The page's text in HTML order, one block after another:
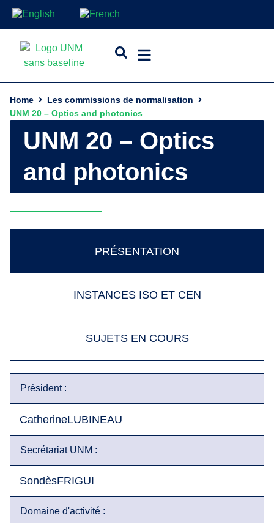
Home
Les commissions de normalisation
UNM 20 – Optics and photonics
UNM 20 – Optics
and photonics
PRÉSENTATION
INSTANCES ISO ET CEN
SUJETS EN COURS
Président :
CatherineLUBINEAU
Secrétariat UNM :
SondèsFRIGUI
Domaine d'activité :